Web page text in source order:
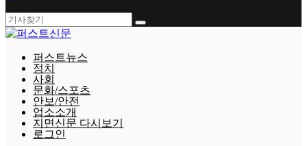
퍼스트뉴스
정치
사회
문화/스포츠
안보/안전
업소소개
지면신문 다시보기
로그인